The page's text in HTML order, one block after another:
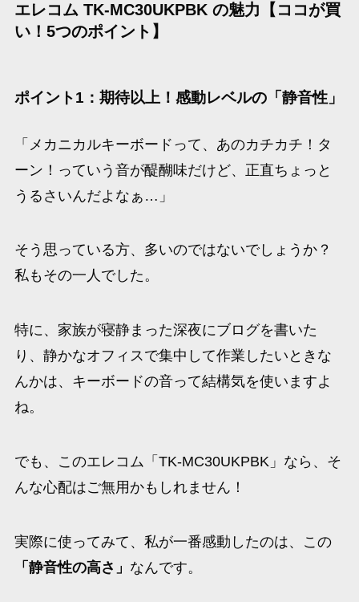
エレコム TK-MC30UKPBK の魅力【ココが買
い！5つのポイント】
ポイント1：期待以上！感動レベルの「静音性」
「メカニカルキーボードって、あのカチカチ！タ
ーン！っていう音が醍醐味だけど、正直ちょっと
うるさいんだよなぁ…」
そう思っている方、多いのではないでしょうか？
私もその一人でした。
特に、家族が寝静まった深夜にブログを書いた
り、静かなオフィスで集中して作業したいときな
んかは、キーボードの音って結構気を使いますよ
ね。
でも、このエレコム「TK-MC30UKPBK」なら、そ
んな心配はご無用かもしれません！
実際に使ってみて、私が一番感動したのは、この
「静音性の高さ」 なんです。